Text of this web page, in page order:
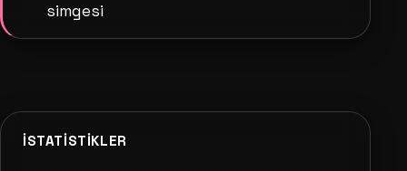
simgesi
İSTATISTIKLER